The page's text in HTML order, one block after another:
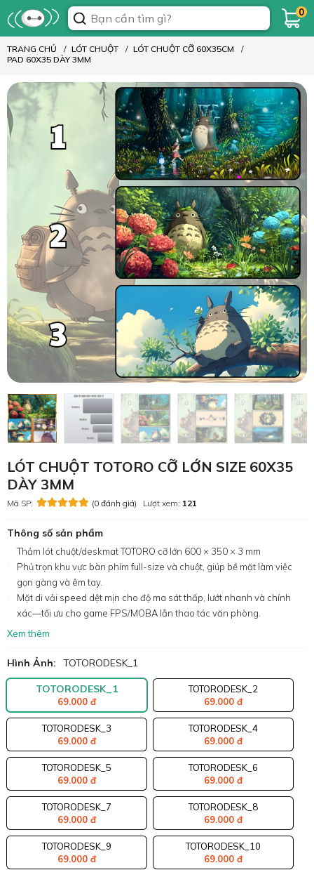
0
TRANG CHỦ LÓT CHUỘT
LÓT CHUỘT CỠ 60X35CM
PAD 60X35 DÀY 3MM
LÓT CHUỘT TOTORO CỠ LỚN SIZE 60X35
DÀY 3MM
Mã SP: (0 đánh giá) Lượt xem: 121
Thông số sản phẩm
Thảm lót chuột/deskmat TOTORO cỡ lớn 600 × 350 × 3 mm
Phủ trọn khu vực bàn phím full-size và chuột, giúp bề mặt làm việc
gọn gàng và êm tay.
Mặt di vải speed dệt mịn cho độ ma sát thấp, lướt nhanh và chính
xác—tối ưu cho game FPS/MOBA lẫn thao tác văn phòng.
Xem thêm
Hình Ảnh: TOTORODESK_1
TOTORODESK_1
69.000 đ
TOTORODESK_2
69.000 đ
TOTORODESK_3
69.000 đ
TOTORODESK_4
69.000 đ
TOTORODESK_5
69.000 đ
TOTORODESK_6
69.000 đ
TOTORODESK_7
69.000 đ
TOTORODESK_8
69.000 đ
TOTORODESK_9
69.000 đ
TOTORODESK_10
69.000 đ